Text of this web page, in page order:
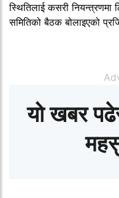
स्थितिलाई कसरी नियन्त्रणमा
समितिको बैठक बोलाइएको
यो खबर